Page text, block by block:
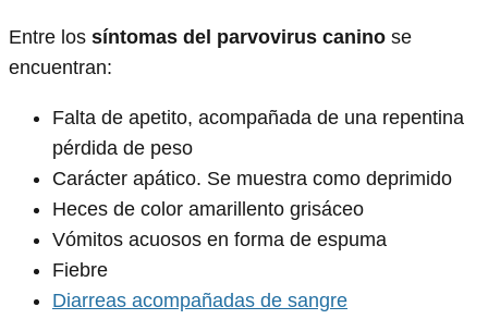
Entre los síntomas del parvovirus canino se
encuentran:
Falta de apetito, acompañada de una repentina
pérdida de peso
Carácter apático. Se muestra como deprimido
Heces de color amarillento grisáceo
Vómitos acuosos en forma de espuma
Fiebre
Diarreas acompañadas de sangre